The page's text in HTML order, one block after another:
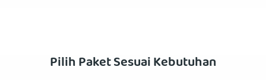
Pilih Paket Sesuai Kebutuhan